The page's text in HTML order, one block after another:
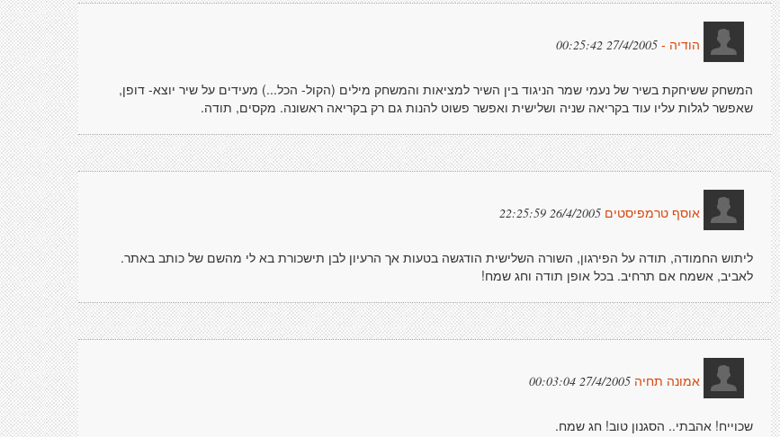
הודיה - 27/4/2005 00:25:42
המשחק ששיחקת בשיר של נעמי שמר הניגוד בין השיר למציאות והמשחק מילים (הקול- הכל...) מעידים על שיר יוצא- דופן,
שאפשר לגלות עליו עוד בקריאה שניה ושלישית ואפשר פשוט להנות גם רק בקריאה ראשונה. מקסים, תודה.
אוסף טרמפיסטים 26/4/2005 22:25:59
ליתוש החמודה, תודה על הפירגון, השורה השלישית הודגשה בטעות אך הרעיון לבן תישכורת בא לי מהשם של כותב באתר.
לאביב, אשמח אם תרחיב. בכל אופן תודה וחג שמח!
אמונה תחיה 27/4/2005 00:03:04
שכוייח! אהבתי.. הסגנון טוב! חג שמח.